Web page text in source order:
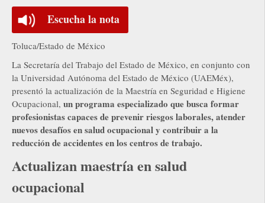
Escucha la nota
Toluca/Estado de México
La Secretaría del Trabajo del Estado de México, en conjunto con
la Universidad Autónoma del Estado de México (UAEMéx),
presentó la actualización de la Maestría en Seguridad e Higiene
Ocupacional, un programa especializado que busca formar
profesionistas capaces de prevenir riesgos laborales, atender
nuevos desafíos en salud ocupacional y contribuir a la
reducción de accidentes en los centros de trabajo.
Actualizan maestría en salud
ocupacional